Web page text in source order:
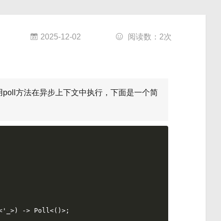
阅读数： 2次
2025-12-02
方法在异步上下文中执行，下面是一个简
'_ >) -> Poll<()>;